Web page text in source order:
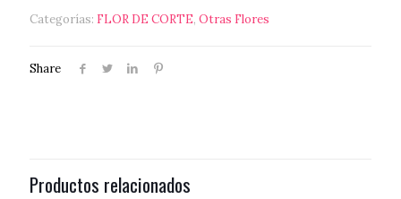
Categorías: FLOR DE CORTE, Otras Flores
Share
Productos relacionados